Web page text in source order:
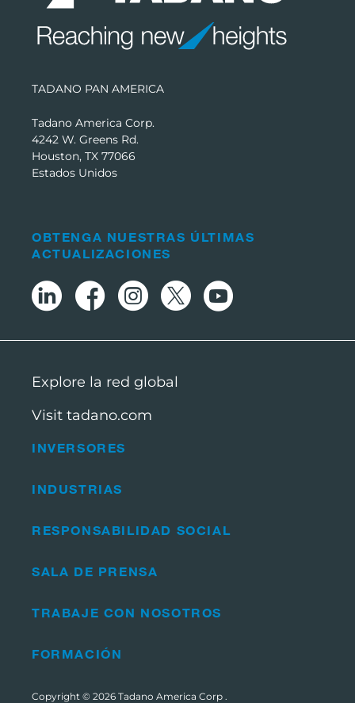
TADANO PAN AMERICA
Tadano America Corp.
4242 W. Greens Rd.
Houston, TX 77066
Estados Unidos
INVERSORES
INDUSTRIAS
RESPONSABILIDAD SOCIAL
SALA DE PRENSA
TRABAJE CON NOSOTROS
FORMACIÓN
OBTENGA NUESTRAS ÚLTIMAS
ACTUALIZACIONES
Explore la red global
Visit tadano.com
Copyright © 2026 Tadano America Corp .